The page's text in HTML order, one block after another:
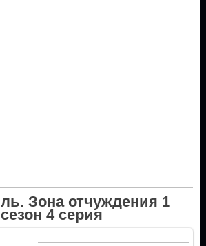
Зона отчуждения 1
сезон 4 серия